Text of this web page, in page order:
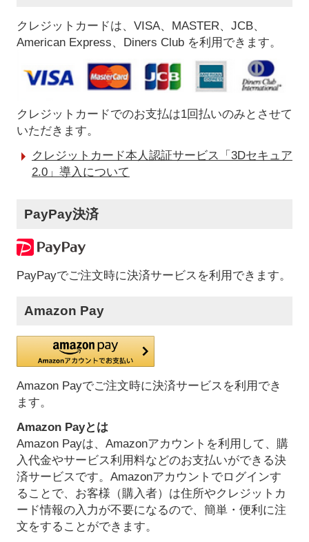
クレジットカードは、VISA、MASTER、JCB、
American Express、Diners Club を利用できます。
クレジットカードでのお支払は1回払いのみとさせて
いただきます。
クレジットカード本人認証サービス「3Dセキュア
2.0」導入について
PayPay決済
PayPayでご注文時に決済サービスを利用できます。
Amazon Pay
Amazon Payでご注文時に決済サービスを利用でき
ます。
Amazon Payとは
Amazon Payは、Amazonアカウントを利用して、購
入代金やサービス利用料などのお支払いができる決
済サービスです。Amazonアカウントでログインす
ることで、お客様（購入者）は住所やクレジットカ
ード情報の入力が不要になるので、簡単・便利に注
文をすることができます。